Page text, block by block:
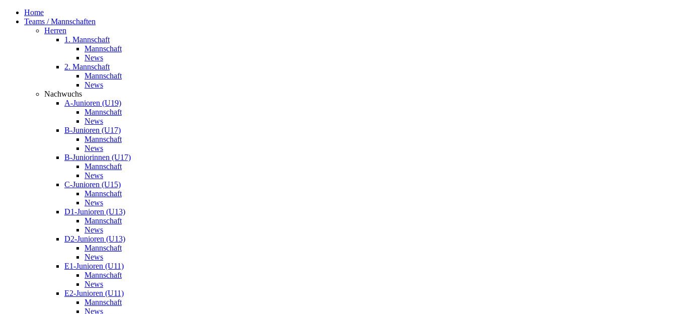
Home
Teams / Mannschaften
Herren
1. Mannschaft
Mannschaft
News
2. Mannschaft
Mannschaft
News
Nachwuchs
A-Junioren (U19)
Mannschaft
News
B-Junioren (U17)
Mannschaft
News
B-Juniorinnen (U17)
Mannschaft
News
C-Junioren (U15)
Mannschaft
News
D1-Junioren (U13)
Mannschaft
News
D2-Junioren (U13)
Mannschaft
News
E1-Junioren (U11)
Mannschaft
News
E2-Junioren (U11)
Mannschaft
News